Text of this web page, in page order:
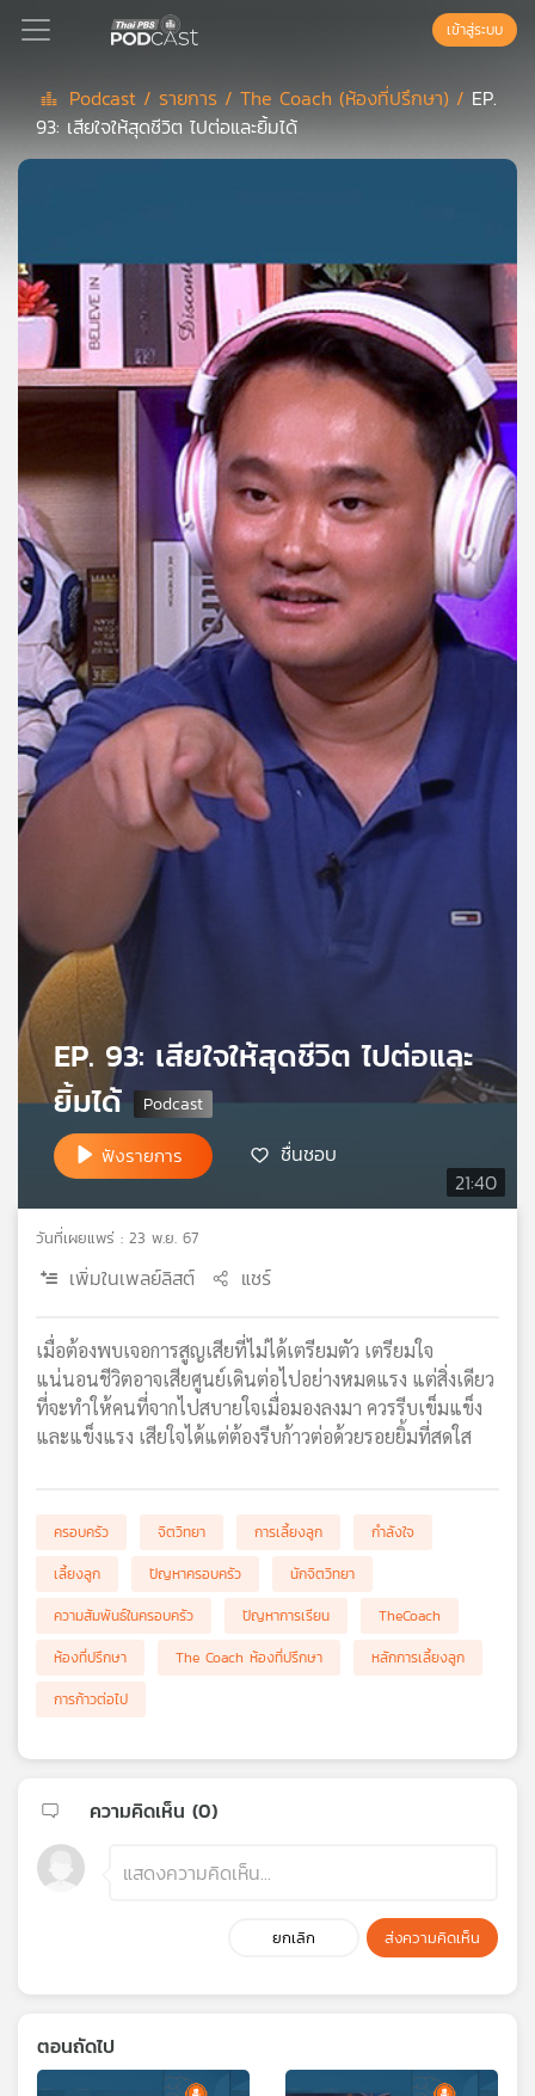
Podcast
ลิ
สต์
แนะนำ
สต์
ของ
คุณ
เพลง
บทความ
ข่าว
เกี่ยว
กับ
เรา
เครือ
พี
แผนที่
วิทยุ
เครือ
ข่าย
เข้าสู่ระบบ
Podcast / รายการ /The Coach (ห้องที่ปรึกษา) / EP.
93: เสียใจให้สุดชีวิต ไปต่อและยิ้มได้
21:40
EP. 93: เสียใจให้สุดชีวิต ไปต่อและ
ยิ้มได้
ฟังรายการ ชื่นชอบ
วันที่เผยแพร่ : 23 พ.ย. 67
เพิ่มในเพลย์ลิสต์ แชร์
เมื่อต้องพบเจอการสูญเสียที่ไม่ได้เตรียมตัว เตรียมใจ
แน่นอนชีวิตอาจเสียศูนย์เดินต่อไปอย่างหมดแรง แต่สิ่งเดียว
ที่จะทำให้คนที่จากไปสบายใจเมื่อมองลงมา ควรรีบเข็มแข็ง
และแข็งแรง เสียใจได้แต่ต้องรีบก้าวต่อด้วยรอยยิ้มที่สดใส
ครอบครัว จิตวิทยา การเลี้ยงลูก
กำลังใจ
เลี้ยงลูก
ปัญหาครอบครัว
นักจิตวิทยา
ความสัมพันธ์ในครอบครัว
ปัญหาการเรียน
TheCoach
ห้องที่ปรึกษา
The Coach ห้องที่ปรึกษา
หลักการเลี้ยงลูก
การก้าวต่อไป
ความคิดเห็น (0)
ยกเลิก ส่งความคิดเห็น
ตอนถัดไป